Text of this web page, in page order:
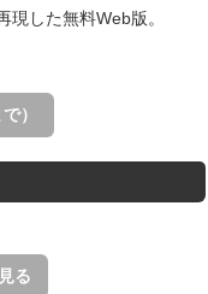
現した無料Web版。
ズルゲーム。
穴ゲーム。
ミュレーションゲーム。
）
る